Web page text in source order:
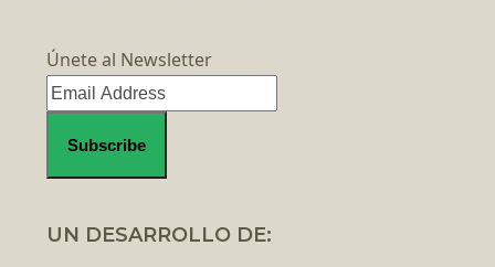
Únete al Newsletter
UN DESARROLLO DE: